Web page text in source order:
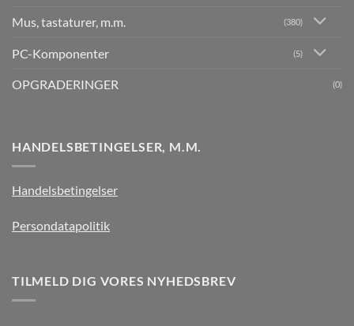
Mus, tastaturer, m.m. (380)
PC-Komponenter (5)
OPGRADERINGER (0)
HANDELSBETINGELSER, M.M.
Handelsbetingelser
Persondatapolitik
TILMELD DIG VORES NYHEDSBREV